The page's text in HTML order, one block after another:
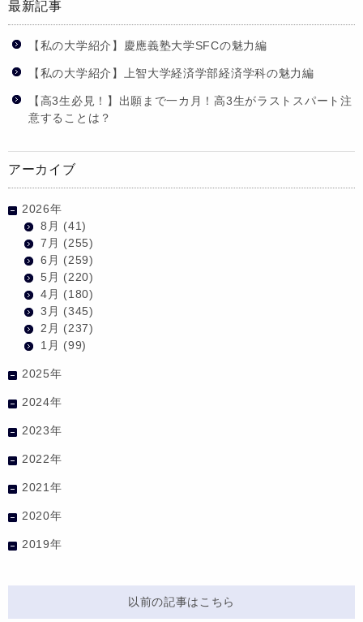
最新記事
【私の大学紹介】慶應義塾大学SFCの魅力編
【私の大学紹介】上智大学経済学部経済学科の魅力編
【高3生必見！】出願まで一カ月！高3生がラストスパート注
意することは？
アーカイブ
2026年
8月 (41)
7月 (255)
6月 (259)
5月 (220)
4月 (180)
3月 (345)
2月 (237)
1月 (99)
2025年
2024年
2023年
2022年
2021年
2020年
2019年
以前の記事はこちら